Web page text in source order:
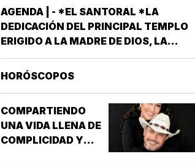
AGENDA | - *EL SANTORAL *LA
DEDICACIÓN DEL PRINCIPAL TEMPLO
ERIGIDO A LA MADRE DE DIOS, LA
GRAN BASÍLICA LIBERIANA DE SANTA
MARÍA LA MAYOR EN ROMA. NUESTRA
INGLATERRA *EL EVANGELIO
SEGÚN…
HORÓSCOPOS
COMPARTIENDO
UNA VIDA LLENA DE
COMPLICIDAD Y